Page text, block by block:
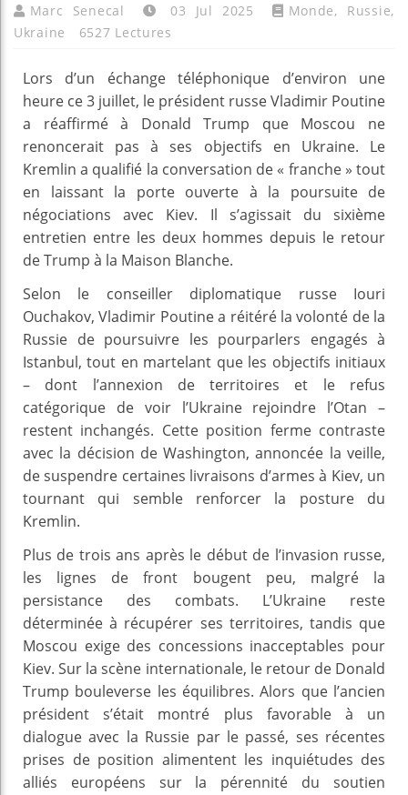
Marc Senecal 03 Jul 2025 Monde, Russie,
Ukraine
6527 Lectures
Lors d’un échange téléphonique d’environ une
heure ce 3 juillet, le président russe Vladimir Poutine
a réaffirmé à Donald Trump que Moscou ne
renoncerait pas à ses objectifs en Ukraine. Le
Kremlin a qualifié la conversation de « franche » tout
en laissant la porte ouverte à la poursuite de
négociations avec Kiev. Il s’agissait du sixième
entretien entre les deux hommes depuis le retour
de Trump à la Maison Blanche.
Selon le conseiller diplomatique russe Iouri
Ouchakov, Vladimir Poutine a réitéré la volonté de la
Russie de poursuivre les pourparlers engagés à
Istanbul, tout en martelant que les objectifs initiaux
– dont l’annexion de territoires et le refus
catégorique de voir l’Ukraine rejoindre l’Otan –
restent inchangés. Cette position ferme contraste
avec la décision de Washington, annoncée la veille,
de suspendre certaines livraisons d’armes à Kiev, un
tournant qui semble renforcer la posture du
Kremlin.
Plus de trois ans après le début de l’invasion russe,
les lignes de front bougent peu, malgré la
persistance des combats. L’Ukraine reste
déterminée à récupérer ses territoires, tandis que
Moscou exige des concessions inacceptables pour
Kiev. Sur la scène internationale, le retour de Donald
Trump bouleverse les équilibres. Alors que l’ancien
président s’était montré plus favorable à un
dialogue avec la Russie par le passé, ses récentes
prises de position alimentent les inquiétudes des
alliés européens sur la pérennité du soutien